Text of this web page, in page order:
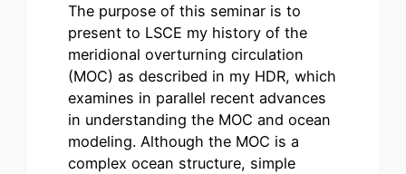
The purpose of this seminar is to
present to LSCE my history of the
meridional overturning circulation
(MOC) as described in my HDR, which
examines in parallel recent advances
in understanding the MOC and ocean
modeling. Although the MOC is a
complex ocean structure, simple